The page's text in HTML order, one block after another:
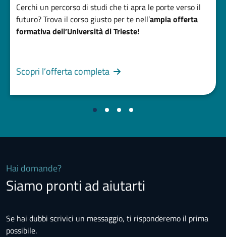
Cerchi un percorso di studi che ti apra le porte verso il
futuro? Trova il corso giusto per te nell’ampia offerta
formativa dell’Università di Trieste!
Scopri l’offerta completa
Hai domande?
Siamo pronti ad aiutarti
Se hai dubbi scrivici un messaggio, ti risponderemo il prima
possibile.